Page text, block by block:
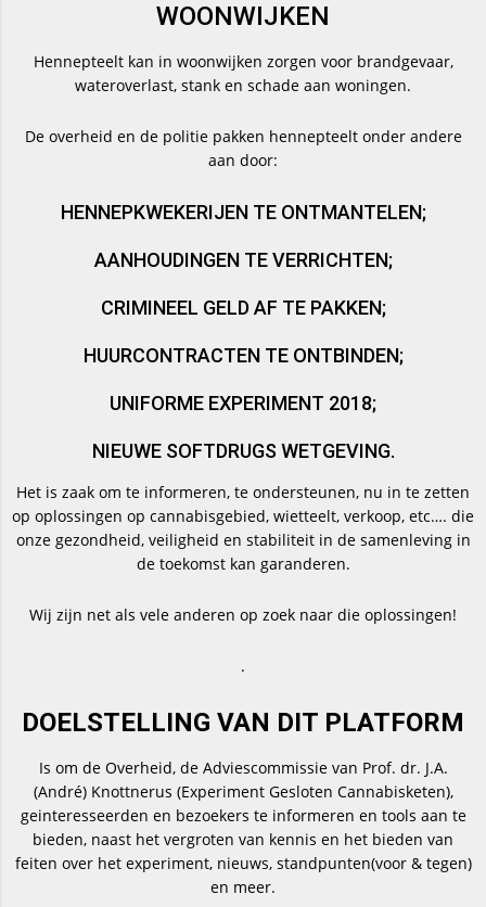
WOONWIJKEN
Hennepteelt kan in woonwijken zorgen voor brandgevaar,
wateroverlast, stank en schade aan woningen.
De overheid en de politie pakken hennepteelt onder andere
aan door:
HENNEPKWEKERIJEN TE ONTMANTELEN;
AANHOUDINGEN TE VERRICHTEN;
CRIMINEEL GELD AF TE PAKKEN;
HUURCONTRACTEN TE ONTBINDEN;
UNIFORME EXPERIMENT 2018;
NIEUWE SOFTDRUGS WETGEVING.
Het is zaak om te informeren, te ondersteunen, nu in te zetten
op oplossingen op cannabisgebied, wietteelt, verkoop, etc…. die
onze gezondheid, veiligheid en stabiliteit in de samenleving in
de toekomst kan garanderen.
Wij zijn net als vele anderen op zoek naar die oplossingen!
.
DOELSTELLING VAN DIT PLATFORM
Is om de Overheid, de Adviescommissie van Prof. dr. J.A.
(André) Knottnerus (Experiment Gesloten Cannabisketen),
geinteresseerden en bezoekers te informeren en tools aan te
bieden, naast het vergroten van kennis en het bieden van
feiten over het experiment, nieuws, standpunten(voor & tegen)
en meer.